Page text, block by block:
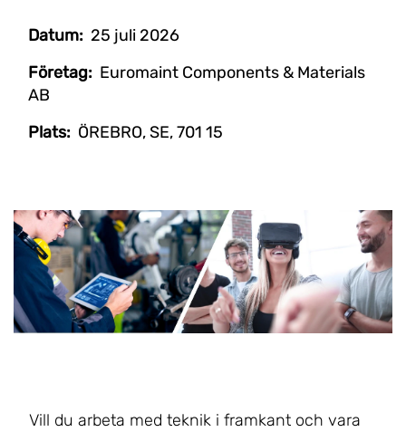
Datum: 25 juli 2026
Företag: Euromaint Components & Materials
AB
Plats: ÖREBRO, SE, 701 15
Vill du arbeta med teknik i framkant och vara